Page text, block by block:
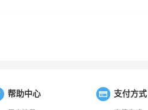
帮助中心 支付方式